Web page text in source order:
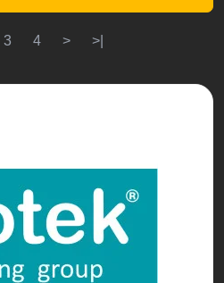
3 4 > >|